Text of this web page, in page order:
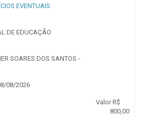
EVENTUAIS
DE EDUCAÇÃO
SOARES DOS SANTOS -
08/2026
Valor R$
800,00